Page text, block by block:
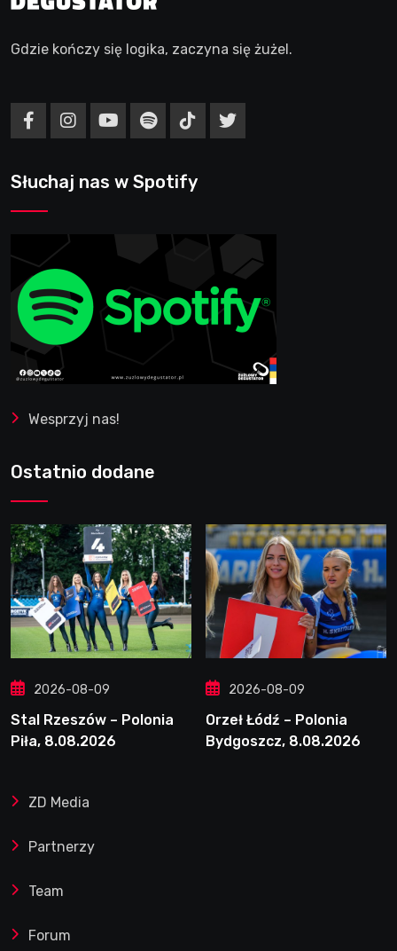
Gdzie kończy się logika, zaczyna się żużel.
Słuchaj nas w Spotify
Wesprzyj nas!
Ostatnio dodane
2026-08-09
Stal Rzeszów – Polonia
Piła, 8.08.2026
2026-08-09
Orzeł Łódź – Polonia
Bydgoszcz, 8.08.2026
ZD Media
Partnerzy
Team
Forum